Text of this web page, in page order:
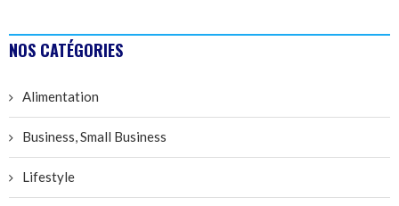
NOS CATÉGORIES
Alimentation
Business, Small Business
Lifestyle